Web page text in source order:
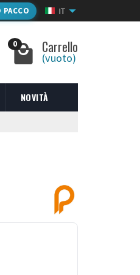
IT
0 Carrello
(vuoto)
NOVITÀ